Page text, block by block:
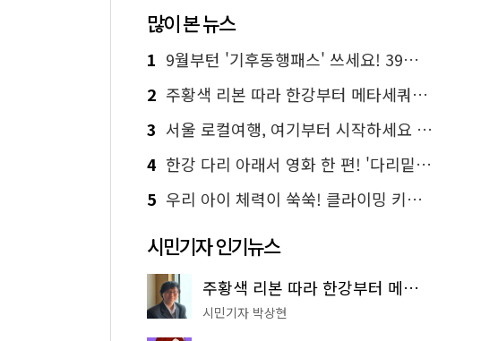
많이 본 뉴스
1 9월부턴 '기후동행패스' 쓰세요! 39세까지 청년 혜택
2 주황색 리본 따라 한강부터 메타세쿼이아 숲길까지…서울둘레길 15코스
3 서울 로컬여행, 여기부터 시작하세요 '서울에디션25'
4 한강 다리 아래서 영화 한 편! '다리밑 영화관' 무료 상영
5 우리 아이 체력이 쑥쑥! 클라이밍 키즈카페·어린이 체력장
시민기자 인기뉴스
주황색 리본 따라 한강부터 메타세쿼이아 숲길까지…서울둘레길 15코스
시민기자 박상현